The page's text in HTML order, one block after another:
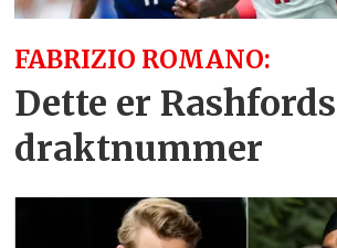
FABRIZIO ROMANO:
Dette er
draktnummer